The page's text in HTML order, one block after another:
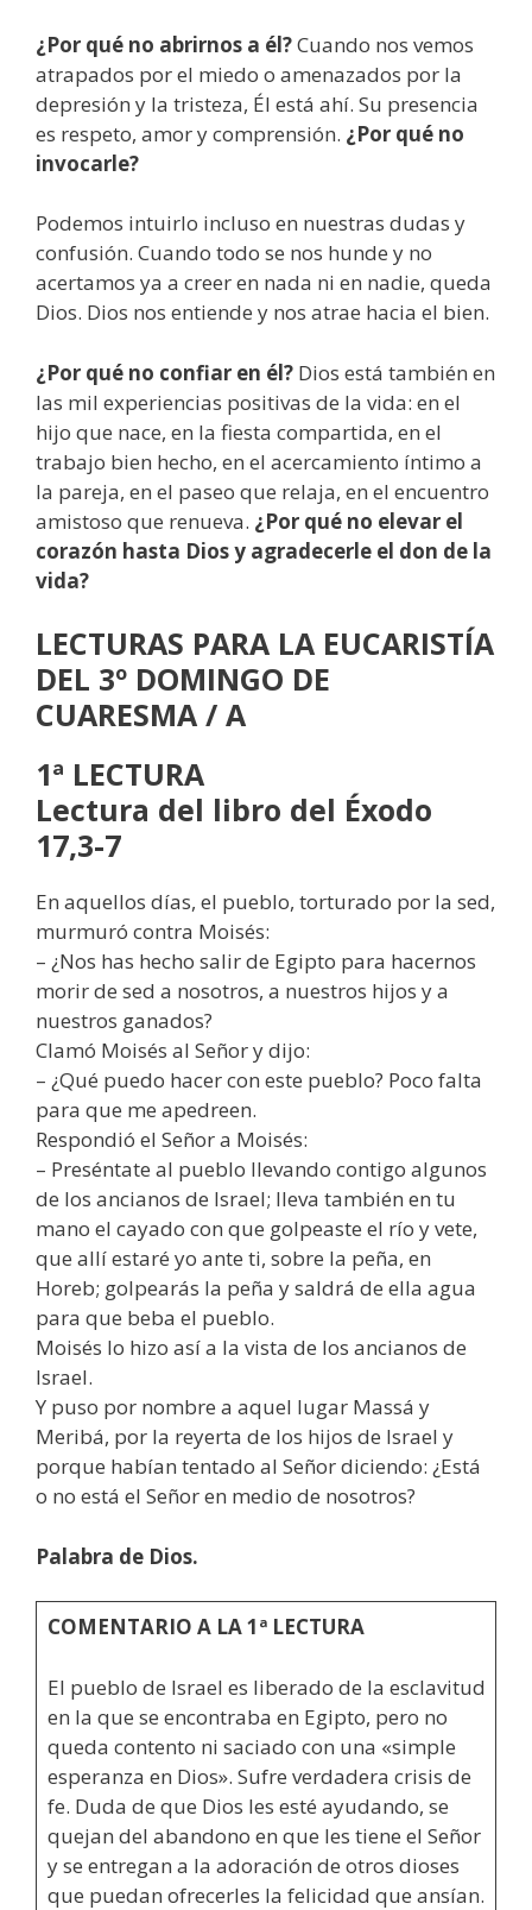
¿Por qué no abrirnos a él?Cuando nos vemos
atrapados por el miedo o amenazados por la
depresión y la tristeza, Él está ahí. Su presencia
es respeto, amor y comprensión. ¿Por qué no
invocarle?
Podemos intuirlo incluso en nuestras dudas y
confusión. Cuando todo se nos hunde y no
acertamos ya a creer en nada ni en nadie, queda
Dios. Dios nos entiende y nos atrae hacia el bien.
¿Por qué no confiar en él? Dios está también en
las mil experiencias positivas de la vida: en el
hijo que nace, en la fiesta compartida, en el
trabajo bien hecho, en el acercamiento íntimo a
la pareja, en el paseo que relaja, en el encuentro
amistoso que renueva. ¿Por qué no elevar el
corazón hasta Dios y agradecerle el don de la
vida?
LECTURAS PARA LA EUCARISTÍA
DEL 3º DOMINGO DE
CUARESMA / A
1ª LECTURA
Lectura del libro del Éxodo
17,3-7
En aquellos días, el pueblo, torturado por la sed,
murmuró contra Moisés:
– ¿Nos has hecho salir de Egipto para hacernos
morir de sed a nosotros, a nuestros hijos y a
nuestros ganados?
Clamó Moisés al Señor y dijo:
– ¿Qué puedo hacer con este pueblo? Poco falta
para que me apedreen.
Respondió el Señor a Moisés:
– Preséntate al pueblo llevando contigo algunos
de los ancianos de Israel; lleva también en tu
mano el cayado con que golpeaste el río y vete,
que allí estaré yo ante ti, sobre la peña, en
Horeb; golpearás la peña y saldrá de ella agua
para que beba el pueblo.
Moisés lo hizo así a la vista de los ancianos de
Israel.
Y puso por nombre a aquel lugar Massá y
Meribá, por la reyerta de los hijos de Israel y
porque habían tentado al Señor diciendo: ¿Está
o no está el Señor en medio de nosotros?
Palabra de Dios.
COMENTARIO A LA 1ª LECTURA
El pueblo de Israel es liberado de la esclavitud
en la que se encontraba en Egipto, pero no
queda contento ni saciado con una «simple
esperanza en Dios». Sufre verdadera crisis de
fe. Duda de que Dios les esté ayudando, se
quejan del abandono en que les tiene el Señor
y se entregan a la adoración de otros dioses
que puedan ofrecerles la felicidad que ansían.